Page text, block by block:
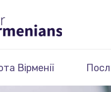
Вірменії